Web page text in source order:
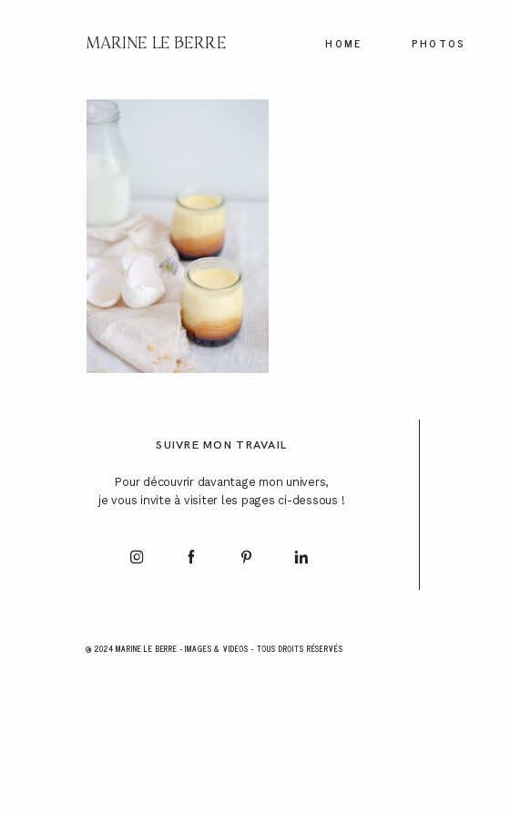
MARINE LE BERRE HOME PHOTOS
SUIVRE MON TRAVAIL
Pour découvrir davantage mon univers,
je vous invite à visiter les pages ci-dessous !
@ 2024 MARINE LE BERRE - IMAGES & VIDEOS - TOUS DROITS RÉSERVÉS